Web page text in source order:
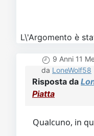
L\'Argomento è
9 Anni 11
da LoneWolf58
Risposta da
Piatta
Qualcuno, in